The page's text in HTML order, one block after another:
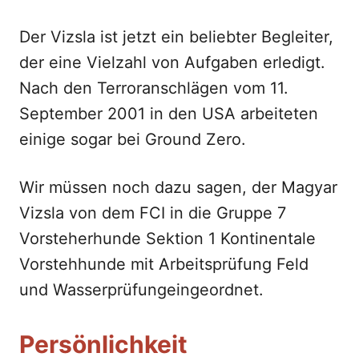
Der Vizsla ist jetzt ein beliebter Begleiter,
der eine Vielzahl von Aufgaben erledigt.
Nach den Terroranschlägen vom 11.
September 2001 in den USA arbeiteten
einige sogar bei Ground Zero.
Wir müssen noch dazu sagen, der Magyar
Vizsla von dem FCI in die Gruppe 7
Vorsteherhunde Sektion 1 Kontinentale
Vorstehhunde mit Arbeitsprüfung Feld
und Wasserprüfungeingeordnet.
Persönlichkeit